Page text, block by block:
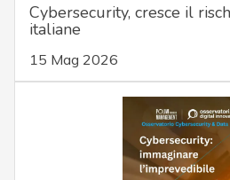
Cybersecurity, cresce il
italiane
15 Mag 2026